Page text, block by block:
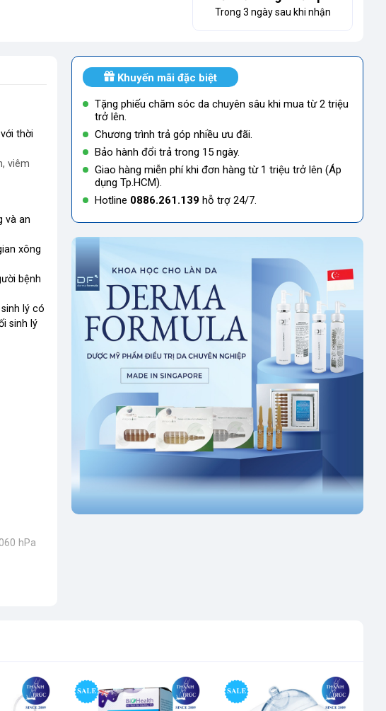
Trong 3 ngày sau khi nhận
thời
viêm
và an
xông
bệnh
lý có
sinh lý
hPa
Khuyến mãi đặc biệt
Tặng phiếu chăm sóc da chuyên sâu khi mua từ 2 triệu
trở lên.
Chương trình trả góp nhiều ưu đãi.
Bảo hành đổi trả trong 15 ngày.
Giao hàng miễn phí khi đơn hàng từ 1 triệu trở lên (Áp
dụng Tp.HCM).
Hotline 0886.261.139hỗ trợ 24/7.